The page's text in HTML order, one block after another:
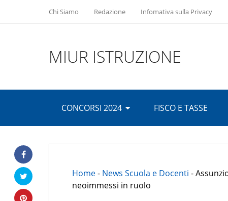
Chi Siamo Redazione Infomativa sulla Privacy
MIUR ISTRUZIONE
CONCORSI 2024 FISCO E TASSE
Home- News Scuola e Docenti -
neoimmessi in ruolo